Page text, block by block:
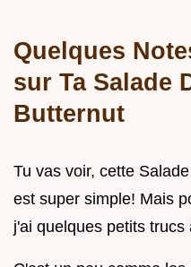
Quelques
sur Ta Salade
Butternut
Tu vas voir, cette
est super simple! Mais
j'ai quelques petits trucs